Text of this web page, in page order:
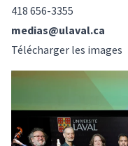
418 656-3355
medias@ulaval.ca
Télécharger les images